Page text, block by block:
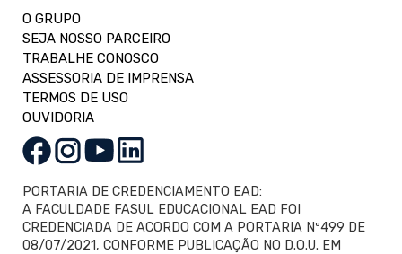
O GRUPO
SEJA NOSSO PARCEIRO
TRABALHE CONOSCO
ASSESSORIA DE IMPRENSA
TERMOS DE USO
OUVIDORIA
PORTARIA DE CREDENCIAMENTO EAD:
A FACULDADE FASUL EDUCACIONAL EAD FOI
CREDENCIADA DE ACORDO COM A PORTARIA Nº499 DE
08/07/2021, CONFORME PUBLICAÇÃO NO D.O.U. EM